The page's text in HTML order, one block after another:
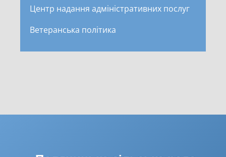
Центр надання адміністративних послуг
Ветеранська політика